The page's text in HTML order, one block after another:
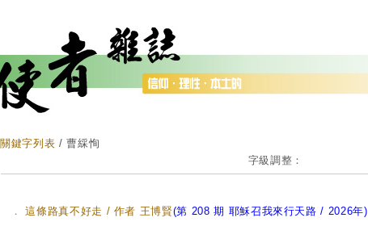
關鍵字列表 / 曹綵恂
字級調整：
．這條路真不好走 / 作者 王博賢(第 208 期 耶穌召我來行天路 / 2026年)